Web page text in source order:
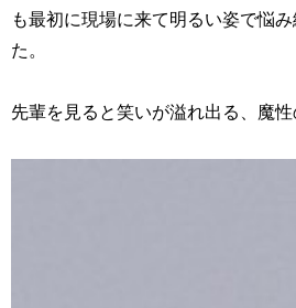
も最初に現場に来て明るい姿で悩
た。
先輩を見ると笑いが溢れ出る、魔